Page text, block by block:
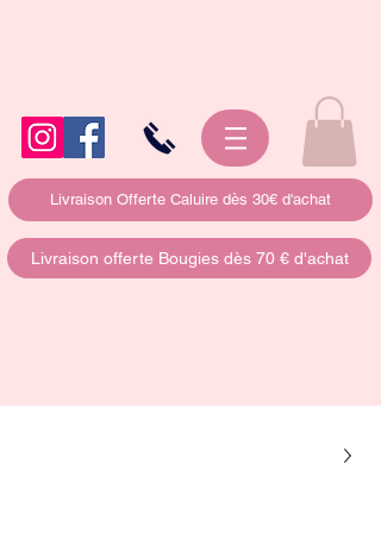
Livraison Offerte Caluire dès 30€ d'achat
Livraison offerte Bougies dès 70 € d'achat